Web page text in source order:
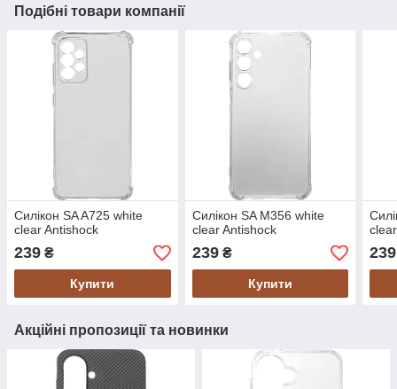
Подібні товари компанії
Силікон SA A725 white
clear Antishock
239 ₴
Купити
Силікон SA M356 white
clear Antishock
239₴
Купити
239
Акційні пропозиції та новинки